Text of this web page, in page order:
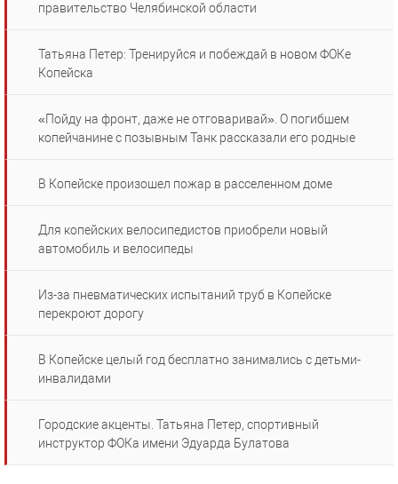
правительство Челябинской области
Татьяна Петер: Тренируйся и побеждай в новом ФОКе
Копейска
«Пойду на фронт, даже не отговаривай». О погибшем
копейчанине с позывным Танк рассказали его родные
В Копейске произошел пожар в расселенном доме
Для копейских велосипедистов приобрели новый
автомобиль и велосипеды
Из-за пневматических испытаний труб в Копейске
перекроют дорогу
В Копейске целый год бесплатно занимались с детьми-
инвалидами
Городские акценты. Татьяна Петер, спортивный
инструктор ФОКа имени Эдуарда Булатова